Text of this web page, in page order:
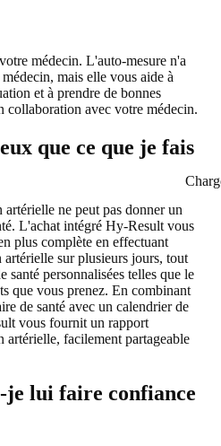
médecin. L'auto-mesure n'a
mais elle vous aide à
et à prendre de bonnes
collaboration avec votre médecin.
que ce que je fais
artérielle ne peut pas donner un
L'achat intégré Hy-Result vous
plus complète en effectuant
artérielle sur plusieurs jours, tout
santé personnalisées telles que le
que vous prenez. En combinant
de santé avec un calendrier de
vous fournit un rapport
artérielle, facilement partageable
lui faire confiance